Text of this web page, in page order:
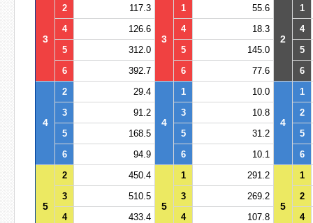
3
2 117.3
3
1 55.6
2
1
4
126.6 4 18.3
4
5
312.0 5 145.0
5
6
392.7 6 77.6 6
4
2 29.4
4
1 10.0
4
1
3
91.2 3 10.8
2
5
168.5 5 31.2
5
6
94.9 6 10.1 6
5
2 450.4
5
1 291.2
5
1
3
510.5 3 269.2
2
4
433.4 4 107.8
4